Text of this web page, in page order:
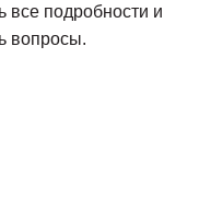
все подробности и
вопросы.